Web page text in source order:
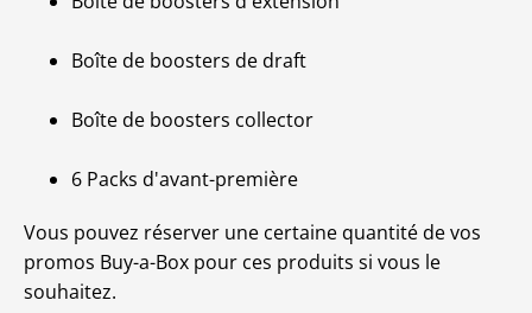
Boîte de boosters de draft
Boîte de boosters collector
6 Packs d'avant-première
Vous pouvez réserver une certaine quantité de vos
promos Buy-a-Box pour ces produits si vous le
souhaitez.